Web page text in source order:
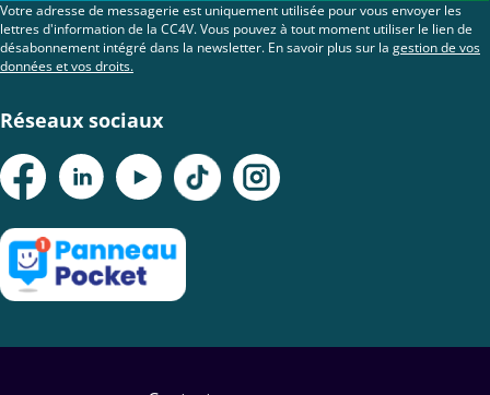
Votre adresse de messagerie est uniquement utilisée pour vous envoyer les
lettres d'information de la CC4V. Vous pouvez à tout moment utiliser le lien de
désabonnement intégré dans la newsletter. En savoir plus sur la gestion de vos
données et vos droits.
Réseaux sociaux